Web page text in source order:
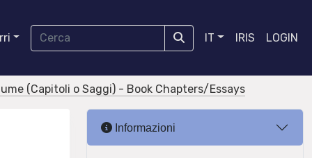
IT IRIS LOGIN
(Capitoli o Saggi) - Book Chapters/Essays
Informazioni